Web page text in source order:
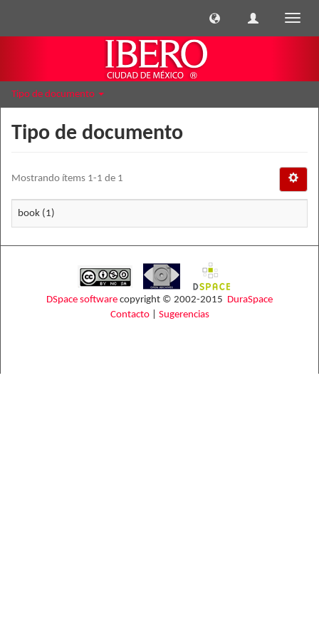
Tipo de documento
Tipo de documento
Mostrando ítems 1-1 de 1
book (1)
DSpace software copyright © 2002-2015 DuraSpace
Contacto| Sugerencias